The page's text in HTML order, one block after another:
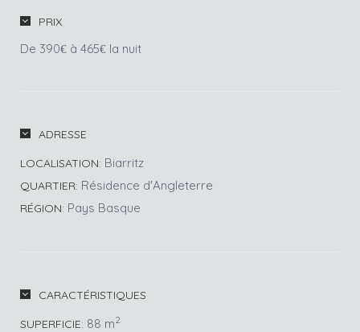
PRIX
De 390€ à 465€ la nuit
ADRESSE
LOCALISATION: Biarritz
QUARTIER: Résidence d'Angleterre
RÉGION: Pays Basque
CARACTÉRISTIQUES
SUPERFICIE: 88 m2